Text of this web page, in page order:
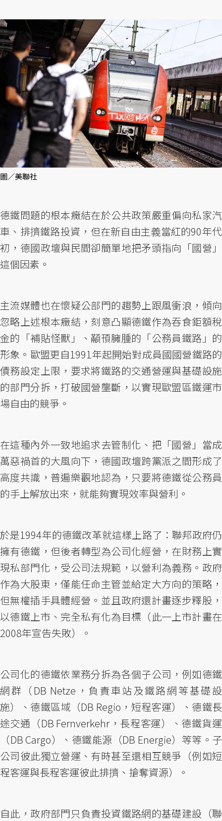
圖／美聯社
德鐵問題的根本癥結在於公共政策嚴重偏向私家汽
車、排擠鐵路投資，但在新自由主義當紅的90年代
初，德國政壇與民間卻簡單地把矛頭指向「國營」
這個因素。
主流媒體也在懷疑公部門的趨勢上跟風衝浪，傾向
忽略上述根本癥結，刻意凸顯德鐵作為吞食鉅額稅
金的「補貼怪獸」、顢頇臃腫的「公務員鐵路」的
形象。歐盟更自1991年起開始對成員國國營鐵路的
債務設定上限，要求將鐵路的交通營運與基礎設施
的部門分拆，打破國營壟斷，以實現歐盟區鐵運市
場自由的競爭。
在這種內外一致地追求去管制化、把「國營」當成
萬惡禍首的大風向下，德國政壇跨黨派之間形成了
高度共識，普遍樂觀地認為，只要將德鐵從公務員
的手上解放出來，就能夠實現效率與營利。
於是1994年的德鐵改革就這樣上路了：聯邦政府仍
擁有德鐵，但後者轉型為公司化經營，在財務上實
現私部門化，受公司法規範，以營利為義務。政府
作為大股東，僅能任命主管並給定大方向的策略，
但無權插手具體經營。並且政府還計畫逐步釋股，
以德鐵上市、完全私有化為目標（此一上市計畫在
2008年宣告失敗）。
公司化的德鐵依業務分拆為各個子公司，例如德鐵
網群（DB Netze，負責車站及鐵路網等基礎設
施）、德鐵區域（DB Regio，短程客運）、德鐵長
途交通（DB Fernverkehr，長程客運）、德鐵貨運
（DB Cargo）、德鐵能源（DB Energie）等等。子
公司彼此獨立營運、有時甚至還相互競爭（例如短
程客運與長程客運彼此排擠、搶奪資源）。
自此，政府部門只負責投資鐵路網的基礎建設（聯